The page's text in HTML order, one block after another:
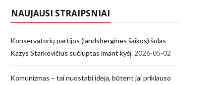
NAUJAUSI STRAIPSNIAI
Konservatorių partijos (landsberginės šaikos) šulas
Kazys Starkevičius sučiuptas imant kyšį. 2026-05-02
Komunizmas – tai nuostabi idėja, būtent jai priklauso